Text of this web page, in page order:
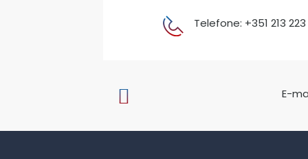
Telefone: +351 213
E-